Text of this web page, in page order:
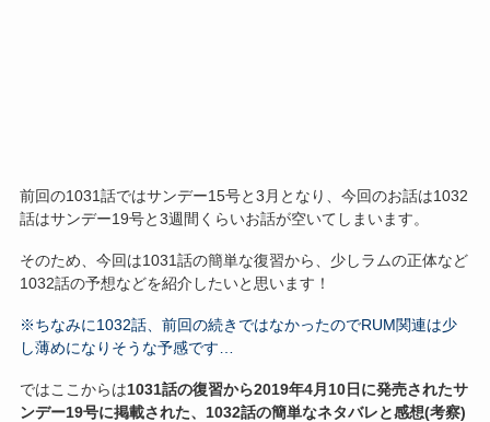
前回の1031話ではサンデー15号と3月となり、今回のお話は1032
話はサンデー19号と3週間くらいお話が空いてしまいます。
そのため、今回は1031話の簡単な復習から、少しラムの正体など
1032話の予想などを紹介したいと思います！
※ちなみに1032話、前回の続きではなかったのでRUM関連は少
し薄めになりそうな予感です…
ではここからは1031話の復習から2019年4月10日に発売されたサ
ンデー19号に掲載された、1032話の簡単なネタバレと感想(考察)